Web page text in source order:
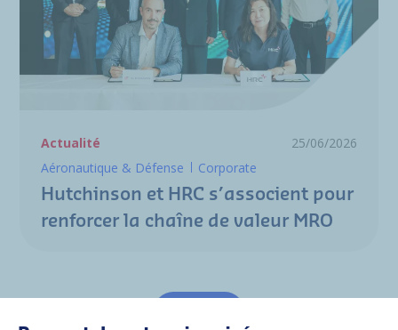
Actualité
25/06/2026
Aéronautique & Défense
Corporate
Hutchinson et HRC s’associent pour
renforcer la chaîne de valeur MRO